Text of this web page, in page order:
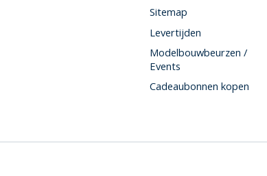
Sitemap
Levertijden
Modelbouwbeurzen /
Events
Cadeaubonnen kopen